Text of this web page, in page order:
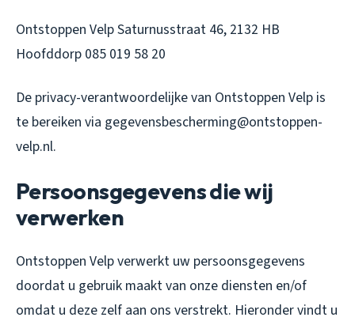
Ontstoppen Velp Saturnusstraat 46, 2132 HB
Hoofddorp 085 019 58 20
De privacy-verantwoordelijke van Ontstoppen Velp is
te bereiken via gegevensbescherming@ontstoppen-
velp.nl.
Persoonsgegevens die wij
verwerken
Ontstoppen Velp verwerkt uw persoonsgegevens
doordat u gebruik maakt van onze diensten en/of
omdat u deze zelf aan ons verstrekt. Hieronder vindt u